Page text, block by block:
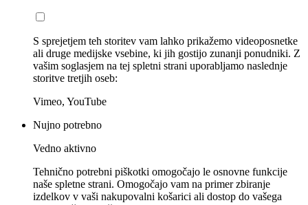
S sprejetjem teh storitev vam lahko prikažemo videoposnetke
ali druge medijske vsebine, ki jih gostijo zunanji ponudniki. Z
vašim soglasjem na tej spletni strani uporabljamo naslednje
storitve tretjih oseb:
Vimeo, YouTube
Nujno potrebno
Vedno aktivno
Tehnično potrebni piškotki omogočajo le osnovne funkcije
naše spletne strani. Omogočajo vam na primer zbiranje
izdelkov v vaši nakupovalni košarici ali dostop do vašega